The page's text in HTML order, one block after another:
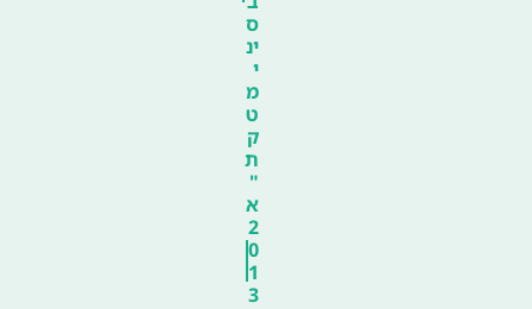
ס
ינ
י
מ
ט
ק
ת
"
א
2
0
1
3